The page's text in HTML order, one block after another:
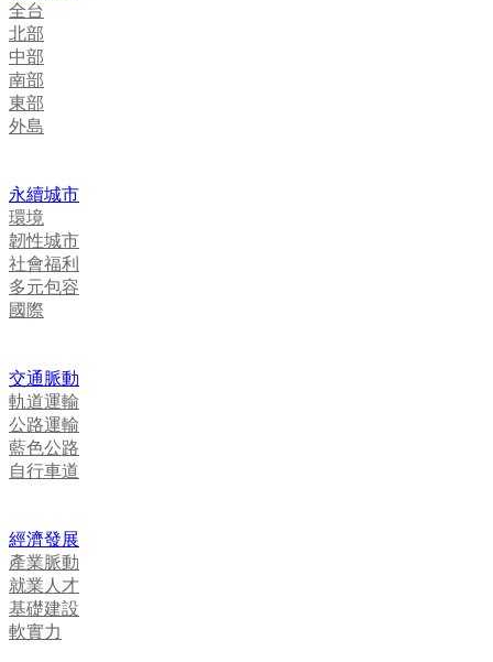
全台
北部
中部
南部
東部
外島
永續城市
環境
韌性城市
社會福利
多元包容
國際
交通脈動
軌道運輸
公路運輸
藍色公路
自行車道
經濟發展
產業脈動
就業人才
基礎建設
軟實力